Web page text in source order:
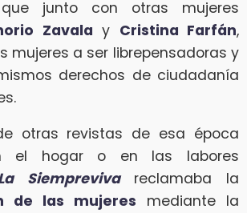
que junto con otras mujeres
Zavala y Cristina Farfán,
mujeres a ser librepensadoras y
derechos de ciudadanía
otras revistas de esa época
el hogar o en las labores
Siemprevivareclamaba la
de las mujeres mediante la